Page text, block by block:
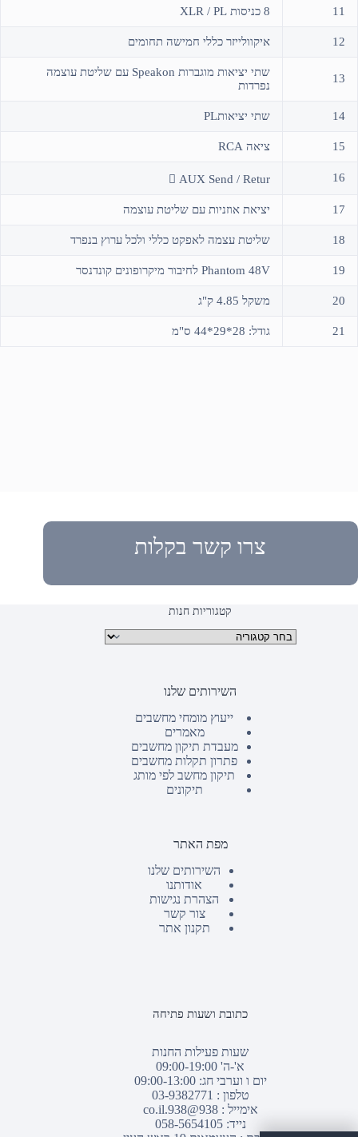
11 8 כניסות XLR / PL
12 איקוולייזר כללי חמישה תחומים
13
שתי יציאות מוגברות Speakon עם שליטת עוצמה
נפרדות
14 שתי יציאותPL
15 ציאה RCA
16
 AUX Send / Retur
17 יציאת אוזניות עם שליטת עוצמה
18 שליטת עצמה לאפקט כללי ולכל ערוץ בנפרד
19 Phantom 48V לחיבור מיקרופונים קונדנסר
20 משקל 4.85 ק"ג
21 גודל: 28*29*44 ס"מ
צרו קשר בקלות
קטגוריות חנות
קטגוריות מוצרים
השירותים שלנו
ייעוץ מומחי מחשבים
מאמרים
מעבדת תיקון מחשבים
פתרון תקלות מחשבים
תיקון מחשב לפי מותג
תיקונים
מפת האתר
השירותים שלנו
אודותנו
הצהרת נגישות
צור קשר
תקנון אתר
כתובת ושעות פתיחה
שעות פעילות החנות
א'-ה' 09:00-19:00
יום ו וערבי חג: 09:00-13:00
טלפון : 03-9382771
אימייל :938@938.co.il
נייד: 058-5654105